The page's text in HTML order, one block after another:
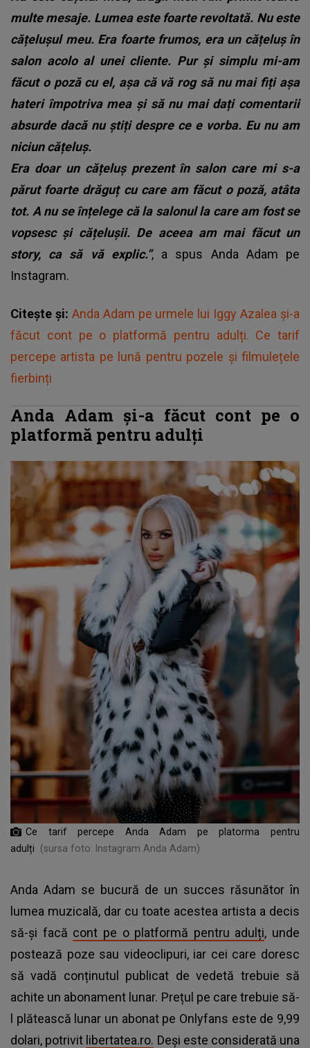
multe mesaje. Lumea este foarte revoltată. Nu este
cățelușul meu. Era foarte frumos, era un cățeluș în
salon acolo al unei cliente. Pur și simplu mi-am
făcut o poză cu el, așa că vă rog să nu mai fiți așa
hateri împotriva mea și să nu mai dați comentarii
absurde dacă nu știți despre ce e vorba. Eu nu am
niciun cățeluș.
Era doar un cățeluș prezent în salon care mi s-a
părut foarte drăguț cu care am făcut o poză, atâta
tot. A nu se înțelege că la salonul la care am fost se
vopsesc și cățelușii. De aceea am mai făcut un
story, ca să vă explic.”, a spus Anda Adam pe
Instagram.
Citește și: Anda Adam pe urmele lui Iggy Azalea și-a
făcut cont pe o platformă pentru adulți. Ce tarif
percepe artista pe lună pentru pozele și filmulețele
fierbinți
Anda Adam și-a făcut cont pe o
platformă pentru adulți
Ce tarif percepe Anda Adam pe platorma pentru
adulți
(sursa foto: Instagram Anda Adam)
Anda Adam se bucură de un succes răsunător în
lumea muzicală, dar cu toate acestea artista a decis
să-și facă cont pe o platformă pentru adulți, unde
postează poze sau videoclipuri, iar cei care doresc
să vadă conținutul publicat de vedetă trebuie să
achite un abonament lunar. Prețul pe care trebuie să-
l plătească lunar un abonat pe Onlyfans este de 9,99
dolari, potrivit libertatea.ro. Deși este considerată una